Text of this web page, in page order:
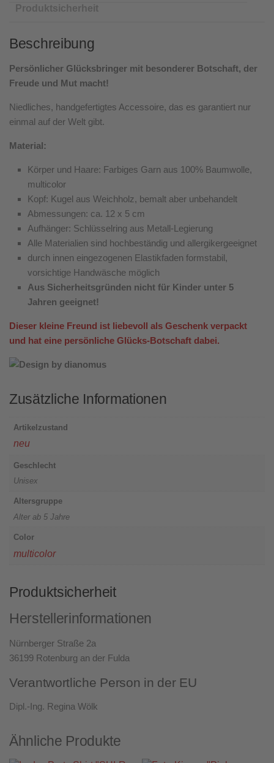
Produktsicherheit
Beschreibung
Persönlicher Glücksbringer mit besonderer Botschaft, der
Freude und Mut macht!
Niedliches, handgefertigtes Accessoire, das es garantiert nur
einmal auf der Welt gibt.
Material:
Körper und Haare: Farbiges Garn aus 100% Baumwolle,
multicolor
Kopf: Kugel aus Weichholz, bemalt aber unbehandelt
Abmessungen: ca. 12 x 5 cm
Aufhänger: Schlüsselring aus Metall-Legierung
Alle Materialien sind hochbeständig und allergikergeeignet
durch innen eingezogenen Elastikfaden formstabil,
vorsichtige Handwäsche möglich
Aus Sicherheitsgründen nicht für Kinder unter 5
Jahren geeignet!
Dieser kleine Freund ist liebevoll als Geschenk verpackt
und hat eine persönliche Glücks-Botschaft dabei.
Zusätzliche Informationen
Artikelzustand
neu
Geschlecht
Unisex
Altersgruppe
Alter ab 5 Jahre
Color
multicolor
Produktsicherheit
Herstellerinformationen
Nürnberger Straße 2a
36199 Rotenburg an der Fulda
Verantwortliche Person in der EU
Dipl.-Ing. Regina Wölk
Ähnliche Produkte